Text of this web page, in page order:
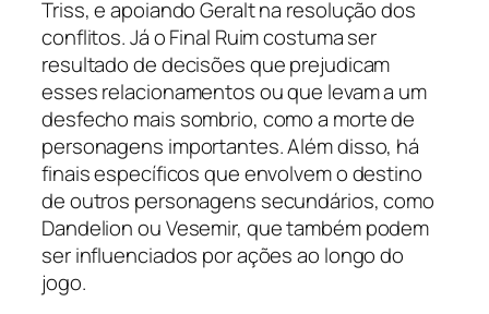
Triss, e apoiando Geralt na resolução dos
conflitos. Já o Final Ruim costuma ser
resultado de decisões que prejudicam
esses relacionamentos ou que levam a um
desfecho mais sombrio, como a morte de
personagens importantes. Além disso, há
finais específicos que envolvem o destino
de outros personagens secundários, como
Dandelion ou Vesemir, que também podem
ser influenciados por ações ao longo do
jogo.